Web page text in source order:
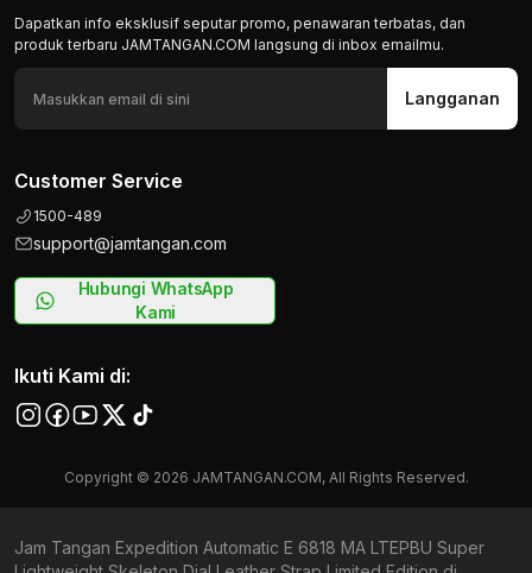
Dapatkan info eksklusif seputar promo, penawaran terbatas, dan
produk terbaru JAMTANGAN.COM langsung di inbox emailmu.
Langganan
Customer Service
1500-489
support@jamtangan.com
Hubungi WhatsApp
Kami
Ikuti Kami di:
Copyright © 2026 JAMTANGAN.COM, All Rights Reserved.
Jam Tangan Expedition Automatic E 6818 MA LTEPBU Super